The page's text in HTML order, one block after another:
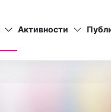
Активности